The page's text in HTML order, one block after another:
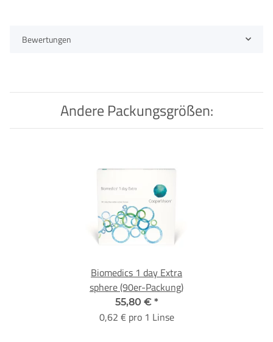
Bewertungen
Andere Packungsgrößen:
Biomedics 1 day Extra
sphere (90er-Packung)
55,80 € *
0,62 € pro 1 Linse